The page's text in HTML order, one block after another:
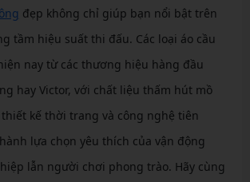
đẹp không chỉ giúp bạn nổi bật trên
tầm hiệu suất thi đấu. Các loại áo cầu
nay từ các thương hiệu hàng đầu
hay Victor, với chất liệu thấm hút mồ
kế thời trang và công nghệ tiên
lựa chọn yêu thích của vận động
lẫn người chơi phong trào. Hãy cùng